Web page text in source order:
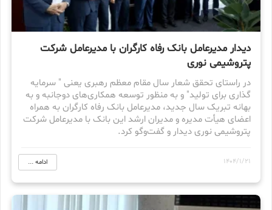
دیدار مدیرعامل بانک رفاه کارگران با مدیرعامل شرکت
پتروشیمی نوری
در راستای تحقق شعار سال مقام معظم رهبری یعنی " سرمایه
گذاری برای تولید" و به منظور توسعه همکاری‌های دوجانبه و به
بهانه تبریک سال جدید، مدیرعامل بانک رفاه کارگران به همراه
اعضای هیأت مدیره و مدیران ارشد این بانک با مدیرعامل شرکت
پتروشیمی نوری دیدار و گفت‌وگو کرد.
1404/1/21 ادامه ...